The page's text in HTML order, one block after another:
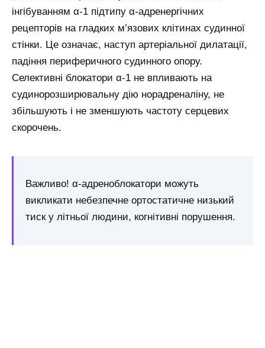
інгібуванням α-1 підтипу α-адренергічних
рецепторів на гладких м’язових клітинах судинної
стінки. Це означає, наступ артеріальної дилатації,
падіння периферичного судинного опору.
Селективні блокатори α-1 не впливають на
судинорозширювальну дію норадреналіну, не
збільшують і не зменшують частоту серцевих
скорочень.
Важливо! α-адреноблокатори можуть
викликати небезпечне ортостатичне низький
тиск у літньої людини, когнітивні порушення.